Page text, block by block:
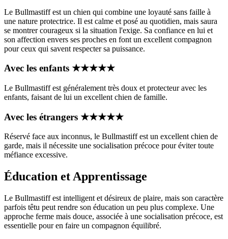
Le Bullmastiff est un chien qui combine une loyauté sans faille à
une nature protectrice. Il est calme et posé au quotidien, mais saura
se montrer courageux si la situation l'exige. Sa confiance en lui et
son affection envers ses proches en font un excellent compagnon
pour ceux qui savent respecter sa puissance.
Avec les enfants ★★★★★
Le Bullmastiff est généralement très doux et protecteur avec les
enfants, faisant de lui un excellent chien de famille.
Avec les étrangers ★★★★★
Réservé face aux inconnus, le Bullmastiff est un excellent chien de
garde, mais il nécessite une socialisation précoce pour éviter toute
méfiance excessive.
Éducation et Apprentissage
Le Bullmastiff est intelligent et désireux de plaire, mais son caractère
parfois têtu peut rendre son éducation un peu plus complexe. Une
approche ferme mais douce, associée à une socialisation précoce, est
essentielle pour en faire un compagnon équilibré.